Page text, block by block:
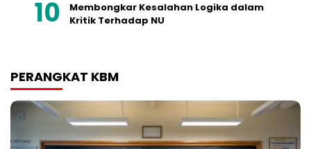
Membongkar Kesalahan Logika dalam
Kritik Terhadap NU
PERANGKAT KBM